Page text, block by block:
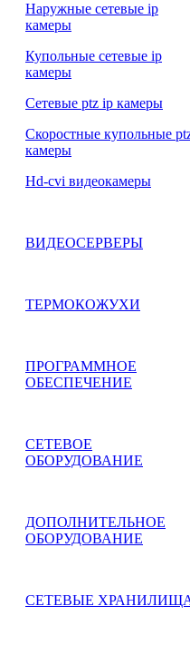
Наружные сетевые ip
камеры
Купольные сетевые ip
камеры
Сетевые ptz ip камеры
Скоростные купольные
камеры
Hd-cvi видеокамеры
ВИДЕОСЕРВЕРЫ
ТЕРМОКОЖУХИ
ПРОГРАММНОЕ
ОБЕСПЕЧЕНИЕ
СЕТЕВОЕ
ОБОРУДОВАНИЕ
ДОПОЛНИТЕЛЬНОЕ
ОБОРУДОВАНИЕ
СЕТЕВЫЕ